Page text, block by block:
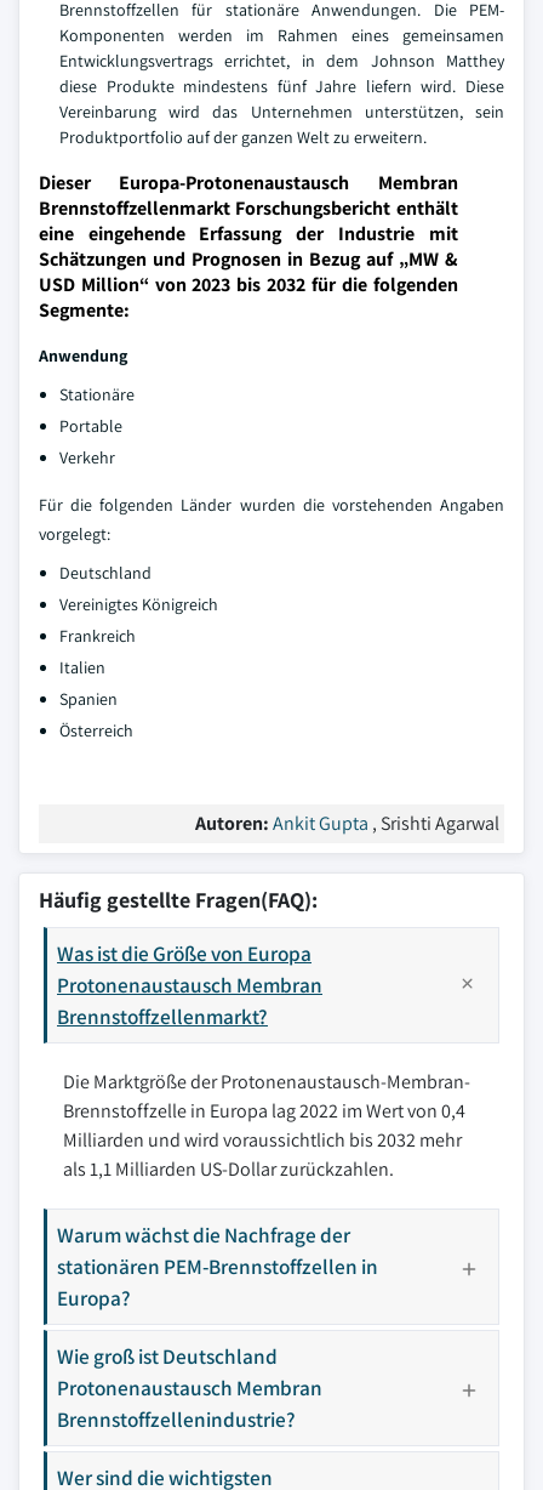
Brennstoffzellen für stationäre Anwendungen. Die PEM-
Komponenten werden im Rahmen eines gemeinsamen
Entwicklungsvertrags errichtet, in dem Johnson Matthey
diese Produkte mindestens fünf Jahre liefern wird. Diese
Vereinbarung wird das Unternehmen unterstützen, sein
Produktportfolio auf der ganzen Welt zu erweitern.
Dieser Europa-Protonenaustausch Membran
Brennstoffzellenmarkt Forschungsbericht enthält
eine eingehende Erfassung der Industrie mit
Schätzungen und Prognosen in Bezug auf „MW &
USD Million“ von 2023 bis 2032 für die folgenden
Segmente:
Anwendung
Stationäre
Portable
Verkehr
Für die folgenden Länder wurden die vorstehenden Angaben
vorgelegt:
Deutschland
Vereinigtes Königreich
Frankreich
Italien
Spanien
Österreich
Autoren:Ankit Gupta , Srishti Agarwal
Häufig gestellte Fragen(FAQ):
Was ist die Größe von Europa
Protonenaustausch Membran
Brennstoffzellenmarkt?
Die Marktgröße der Protonenaustausch-Membran-
Brennstoffzelle in Europa lag 2022 im Wert von 0,4
Milliarden und wird voraussichtlich bis 2032 mehr
als 1,1 Milliarden US-Dollar zurückzahlen.
Warum wächst die Nachfrage der
stationären PEM-Brennstoffzellen in
Europa?
Wie groß ist Deutschland
Protonenaustausch Membran
Brennstoffzellenindustrie?
Wer sind die wichtigsten